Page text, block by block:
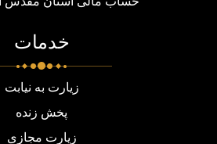
خدمات
زیارت به نیابت
پخش زنده
زیارت مجازی